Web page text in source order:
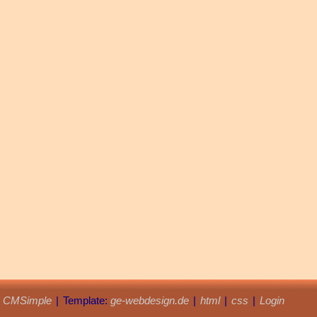
CMSimple | Template: ge-webdesign.de | html | css | Login